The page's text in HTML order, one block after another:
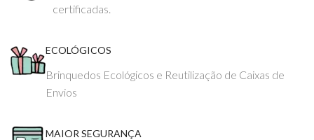
certificadas.
ECOLÓGICOS
Brinquedos Ecológicos e Reutilização de Caixas de
Envios
MAIOR SEGURANÇA